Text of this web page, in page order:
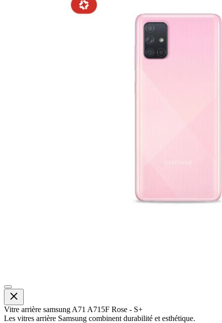
Vitre arrière samsung A71 A715F Rose - S+
Les vitres arrière Samsung combinent durabilité et esthétique.